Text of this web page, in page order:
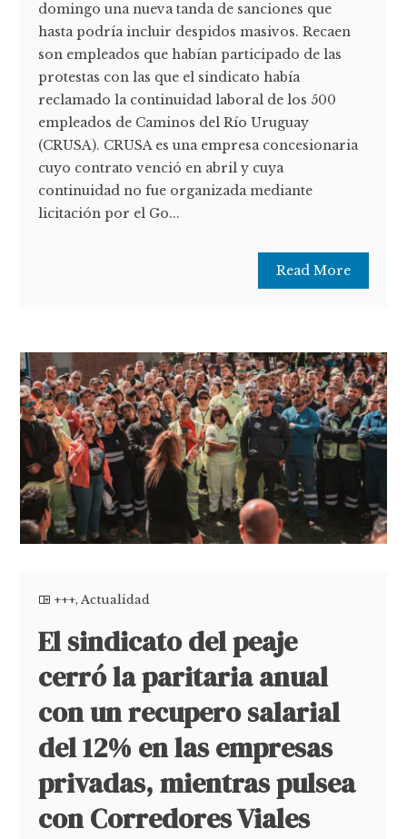
domingo una nueva tanda de sanciones que
hasta podría incluir despidos masivos. Recaen
son empleados que habían participado de las
protestas con las que el sindicato había
reclamado la continuidad laboral de los 500
empleados de Caminos del Río Uruguay
(CRUSA). CRUSA es una empresa concesionaria
cuyo contrato venció en abril y cuya
continuidad no fue organizada mediante
licitación por el Go...
Read More
+++,Actualidad
El sindicato del peaje
cerró la paritaria anual
con un recupero salarial
del 12% en las empresas
privadas, mientras pulsea
con Corredores Viales